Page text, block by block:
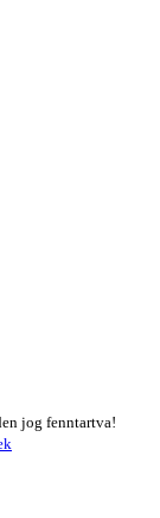
jog fenntartva!